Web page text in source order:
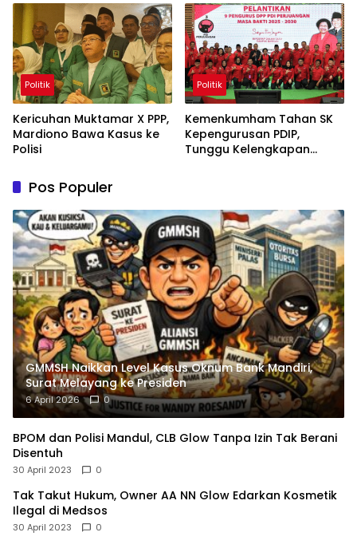
Politik
Kericuhan Muktamar X PPP,
Mardiono Bawa Kasus ke
Polisi
Politik
Kemenkumham Tahan SK
Kepengurusan PDIP,
Tunggu Kelengkapan
Pos Populer
GMMSH Naikkan Level Kasus Oknum Bank Mandiri,
Surat Melayang ke Presiden
6 April 2026 0
BPOM dan Polisi Mandul, CLB Glow Tanpa Izin Tak Berani
Disentuh
30 April 2023 0
Tak Takut Hukum, Owner AA NN Glow Edarkan Kosmetik
Ilegal di Medsos
30 April 2023 0